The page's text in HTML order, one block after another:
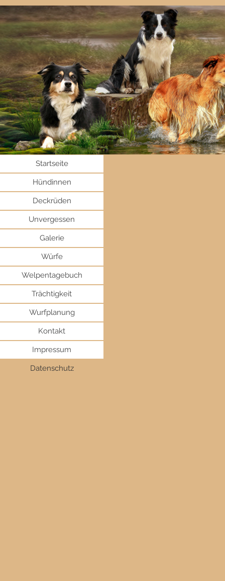
Startseite
Hündinnen
Deckrüden
Unvergessen
Galerie
Würfe
Welpentagebuch
Trächtigkeit
Wurfplanung
Kontakt
Impressum
Datenschutz